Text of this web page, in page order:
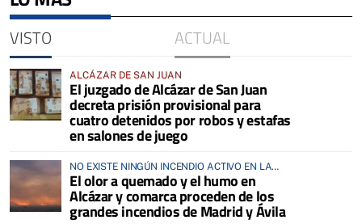
VISTO ACTUAL
ALCÁZAR DE SAN JUAN
El juzgado de Alcázar de San Juan
decreta prisión provisional para
cuatro detenidos por robos y estafas
en salones de juego
NO EXISTE NINGÚN INCENDIO ACTIVO EN LA
COMARCA
El olor a quemado y el humo en
Alcázar y comarca proceden de los
grandes incendios de Madrid y Ávila